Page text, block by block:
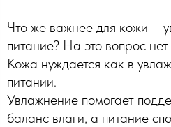
Что же важнее для кожи –
питание? На это вопрос
Кожа нуждается как в
питании.
Увлажнение помогает
баланс влаги, а питание